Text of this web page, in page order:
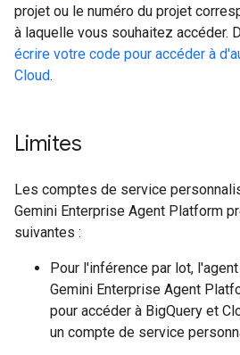
projet ou le numéro du projet
à laquelle vous souhaitez accéder.
écrire votre code pour accéder à
Cloud.
Limites
Les comptes de service
Gemini Enterprise Agent Platform
suivantes :
Pour l'inférence par lot,
Gemini Enterprise Agent
pour accéder à BigQuery et
un compte de service